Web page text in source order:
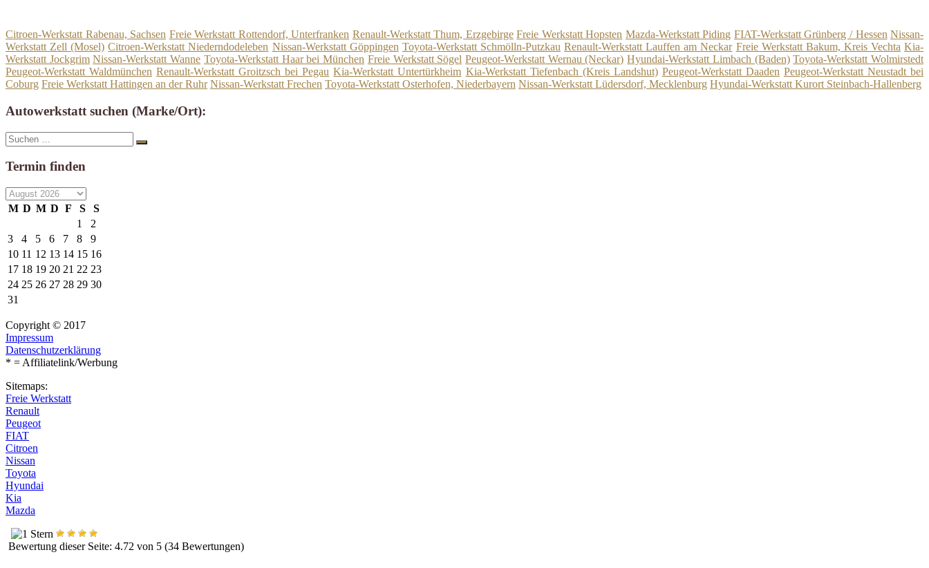
Citroen-Werkstatt Rabenau, Sachsen Freie Werkstatt Rottendorf, Unterfranken Renault-Werkstatt Thum, Erzgebirge Freie Werkstatt Hopsten Mazda-Werkstatt Piding FIAT-Werkstatt Grünberg / Hessen Nissan-
Werkstatt Zell (Mosel) Citroen-Werkstatt Niederndodeleben Nissan-Werkstatt Göppingen Toyota-Werkstatt Schmölln-Putzkau Renault-Werkstatt Lauffen am Neckar Freie Werkstatt Bakum, Kreis Vechta Kia-
Werkstatt Jockgrim Nissan-Werkstatt Wanne Toyota-Werkstatt Haar bei München Freie Werkstatt Sögel Peugeot-Werkstatt Wernau (Neckar) Hyundai-Werkstatt Limbach (Baden) Toyota-Werkstatt Wolmirstedt
Peugeot-Werkstatt Waldmünchen Renault-Werkstatt Groitzsch bei Pegau Kia-Werkstatt Untertürkheim Kia-Werkstatt Tiefenbach (Kreis Landshut) Peugeot-Werkstatt Daaden Peugeot-Werkstatt Neustadt bei
Coburg Freie Werkstatt Hattingen an der Ruhr Nissan-Werkstatt Frechen Toyota-Werkstatt Osterhofen, Niederbayern Nissan-Werkstatt Lüdersdorf, Mecklenburg Hyundai-Werkstatt Kurort Steinbach-Hallenberg
Autowerkstatt suchen (Marke/Ort):
Suche
nach:
Suchen
Termin finden
M D M D F S
S
1
2
3
4 5 6 7 8
9
10 11 12 13 14 15 16
17 18 19 20 21 22 23
24 25 26 27 28 29 30
31
Copyright © 2017
Impressum
Datenschutzerklärung
* = Affiliatelink/Werbung
Sitemaps:
Freie Werkstatt
Renault
Peugeot
FIAT
Citroen
Nissan
Toyota
Hyundai
Kia
Mazda
Bewertung dieser Seite: 4.72 von 5 (34 Bewertungen)